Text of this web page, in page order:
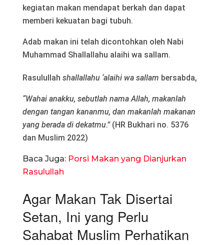
kegiatan makan mendapat berkah dan dapat
memberi kekuatan bagi tubuh.
Adab makan ini telah dicontohkan oleh Nabi
Muhammad Shallallahu alaihi wa sallam.
Rasulullah shallallahu ‘alaihi wa sallam bersabda,
“Wahai anakku, sebutlah nama Allah, makanlah
dengan tangan kananmu, dan makanlah makanan
yang berada di dekatmu.”(HR Bukhari no. 5376
dan Muslim 2022)
Baca Juga: Porsi Makan yang Dianjurkan
Rasulullah
Agar Makan Tak Disertai
Setan, Ini yang Perlu
Sahabat Muslim Perhatikan